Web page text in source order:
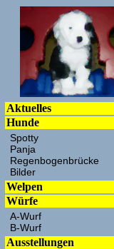
Aktuelles
Hunde
Spotty
Panja
Regenbogenbrücke
Bilder
Welpen
Würfe
A-Wurf
B-Wurf
Ausstellungen